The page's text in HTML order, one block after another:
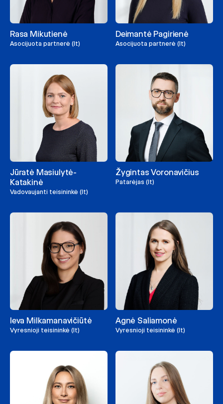
Rasa Mikutienė
Asocijuota partnerė (lt)
Deimantė Pagirienė
Asocijuota partnerė (lt)
Jūratė Masiulytė-
Katakinė
Vadovaujanti teisininkė (lt)
Žygintas Voronavičius
Patarėjas (lt)
Ieva Milkamanavičiūtė
Vyresnioji teisininkė (lt)
Agnė Saliamonė
Vyresnioji teisininkė (lt)